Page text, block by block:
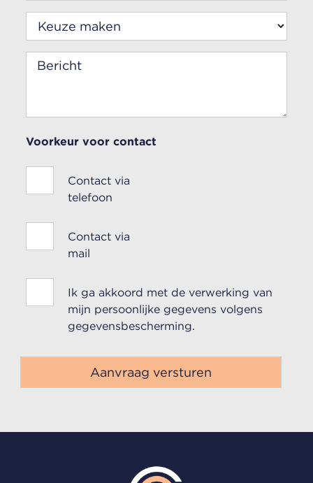
Voorkeur voor contact
Contact via
telefoon
Contact via
mail
Ik ga akkoord met de verwerking van
mijn persoonlijke gegevens volgens
gegevensbescherming.